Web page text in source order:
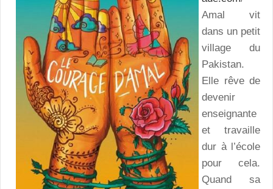
Amal vit
dans un petit
village du
Pakistan.
Elle rêve de
devenir
enseignante
et travaille
dur à l’école
pour cela.
Quand sa